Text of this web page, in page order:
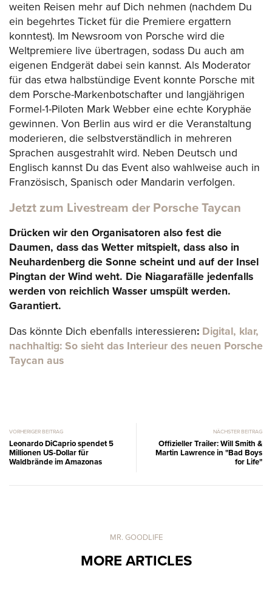
weiten Reisen mehr auf Dich nehmen (nachdem Du
ein begehrtes Ticket für die Premiere ergattern
konntest). Im Newsroom von Porsche wird die
Weltpremiere live übertragen, sodass Du auch am
eigenen Endgerät dabei sein kannst. Als Moderator
für das etwa halbstündige Event konnte Porsche mit
dem Porsche-Markenbotschafter und langjährigen
Formel-1-Piloten Mark Webber eine echte Koryphäe
gewinnen. Von Berlin aus wird er die Veranstaltung
moderieren, die selbstverständlich in mehreren
Sprachen ausgestrahlt wird. Neben Deutsch und
Englisch kannst Du das Event also wahlweise auch in
Französisch, Spanisch oder Mandarin verfolgen.
Jetzt zum Livestream der Porsche Taycan
Drücken wir den Organisatoren also fest die
Daumen, dass das Wetter mitspielt, dass also in
Neuhardenberg die Sonne scheint und auf der Insel
Pingtan der Wind weht. Die Niagarafälle jedenfalls
werden von reichlich Wasser umspült werden.
Garantiert.
Das könnte Dich ebenfalls interessieren: Digital, klar,
nachhaltig: So sieht das Interieur des neuen Porsche
Taycan aus
VORHERIGER BEITRAG
Leonardo DiCaprio spendet 5
Millionen US-Dollar für
Waldbrände im Amazonas
NÄCHSTER BEITRAG
Offizieller Trailer: Will Smith &
Martin Lawrence in "Bad Boys
for Life"
MR. GOODLIFE
MORE ARTICLES